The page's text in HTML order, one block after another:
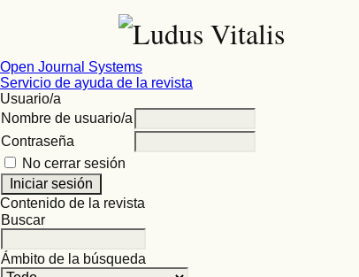
Open Journal Systems
Servicio de ayuda de la revista
Usuario/a
Nombre de usuario/a
Contraseña
No cerrar sesión
Contenido de la revista
Buscar
Ámbito de la búsqueda